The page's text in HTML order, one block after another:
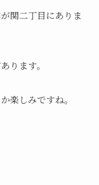
関二丁目にありま
ります。
楽しみですね。